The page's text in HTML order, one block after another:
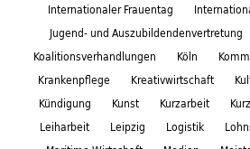
Internationaler Frauentag
Jugend- und Auszubildendenvertretung
Koalitionsverhandlungen
Köln
Krankenpflege
Kreativwirtschaft
Kündigung
Kunst Kurzarbeit
Leiharbeit
Leipzig Logistik